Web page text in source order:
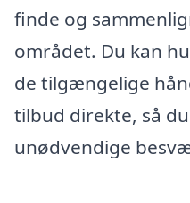
finde og
området. Du kan
de tilgængelige
tilbud direkte, så
unødvendige